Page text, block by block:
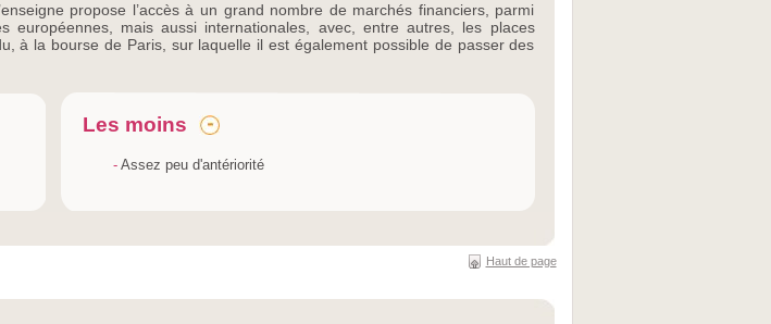
propose l’accès à un grand nombre de marchés financiers, parmi
mais aussi internationales, avec, entre autres, les places
à la bourse de Paris, sur laquelle il est également possible de passer des
Les moins
-Assez peu d'antériorité
Haut de page